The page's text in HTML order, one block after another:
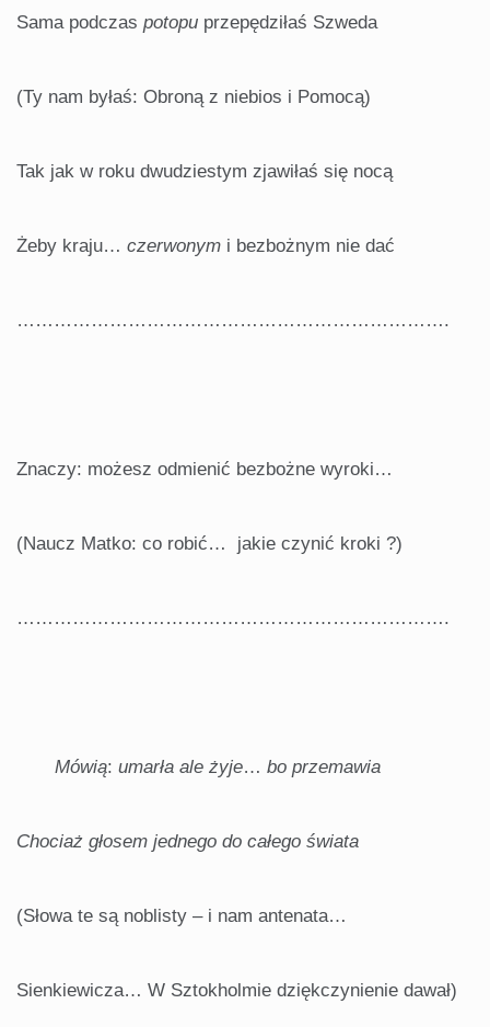
Sama podczas potopu przepędziłaś Szweda
(Ty nam byłaś: Obroną z niebios i Pomocą)
Tak jak w roku dwudziestym zjawiłaś się nocą
Żeby kraju… czerwonym i bezbożnym nie dać
…………………………………………………………….
Znaczy: możesz odmienić bezbożne wyroki…
(Naucz Matko: co robić… jakie czynić kroki ?)
…………………………………………………………….
Mówią: umarła ale żyje… bo przemawia
Chociaż głosem jednego do całego świata
(Słowa te są noblisty – i nam antenata…
Sienkiewicza… W Sztokholmie dziękczynienie dawał)